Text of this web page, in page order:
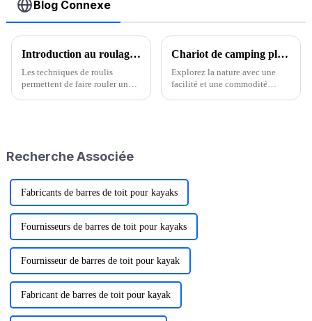
Blog Connexe
Introduction au roulage en kayak - Techniques d'auto-sauvetage
Les techniques de roulis
permettent de faire rouler un
Chariot de camping pliable Jusmmile Outdoor : redéfinir la commodité pour les aventures en plein air
Explorez la nature avec une
facilité et une commodité
Recherche Associée
Fabricants de barres de toit pour kayaks
Fournisseurs de barres de toit pour kayaks
Fournisseur de barres de toit pour kayak
Fabricant de barres de toit pour kayak